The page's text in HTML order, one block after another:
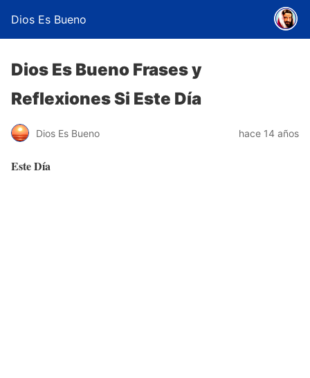
Dios Es Bueno
Dios Es Bueno Frases y
Reflexiones Si Este Día
Dios Es Bueno hace 14 años
Este Día